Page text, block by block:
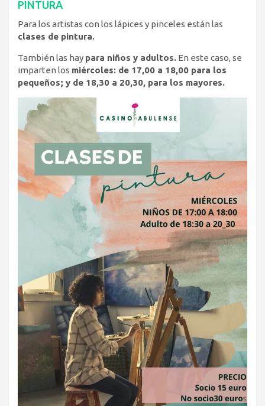
PINTURA
Para los artistas con los lápices y pinceles están las
clases de pintura.
También las hay para niños y adultos. En este caso, se
imparten los miércoles: de 17,00 a 18,00 para los
pequeños; y de 18,30 a 20,30, para los mayores.